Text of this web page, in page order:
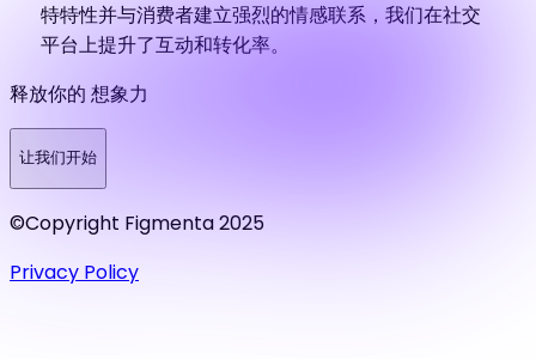
特特性并与消费者建立强烈的情感联系，我们在社交
平台上提升了互动和转化率。
释放你的 想象力
让我们开始
©Copyright Figmenta 2025
Privacy Policy